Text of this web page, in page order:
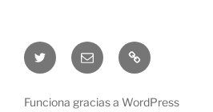
Twitter Correo
electrónico
Telegram
Funciona gracias a WordPress